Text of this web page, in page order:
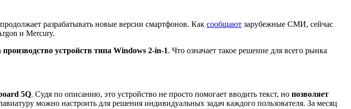
разрабатывать новые версии смартфонов. Как сообщают зарубежные СМИ, сейчас
и Mercury.
производство устройств типа Windows 2-in-1. Что означает такое решение для всего рынка
5Q. Судя по описанию, это устройство не просто помогает вводить текст, но позволяет
можно настроить для решения индивидуальных задач каждого пользователя. За месяц